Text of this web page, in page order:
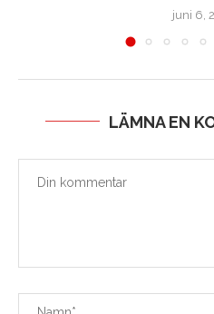
juni 6,
LÄMNA EN